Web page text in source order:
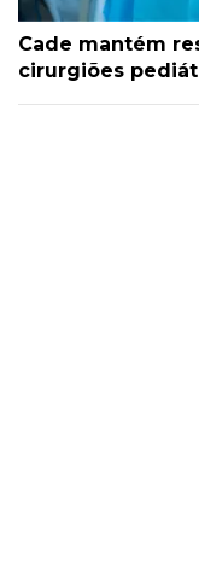
Cade mantém
cirurgiões